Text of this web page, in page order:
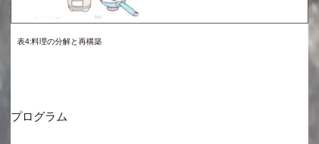
表4:料理の分解と再構築
プログラム